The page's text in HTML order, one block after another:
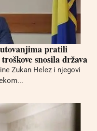
pratili
snosila država
Zukan Helez i njegovi